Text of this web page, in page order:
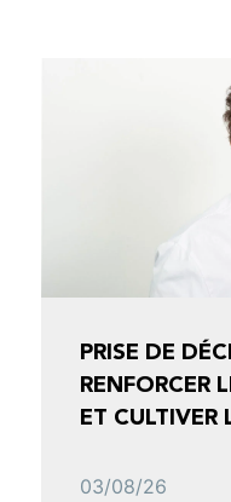
PRISE DE
RENFORCER
ET
03/08/26